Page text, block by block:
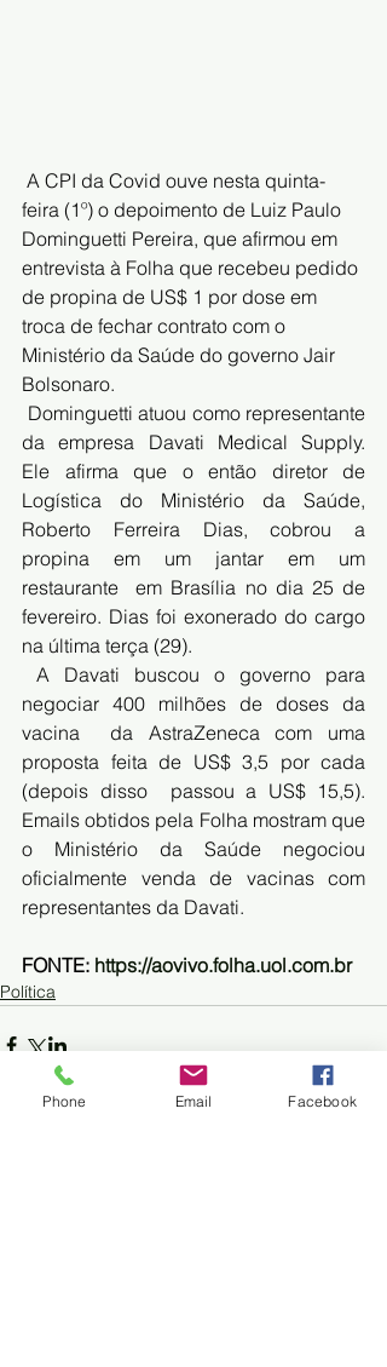
A CPI da Covid ouve nesta quinta-
feira (1º) o depoimento de Luiz Paulo
Dominguetti Pereira, que afirmou em
entrevista à Folha que recebeu pedido
de propina de US$ 1 por dose em
troca de fechar contrato com o
Ministério da Saúde do governo Jair
Bolsonaro.
da empresa Davati Medical Supply.
Ele afirma que o então diretor de
Logística do Ministério da Saúde,
Roberto Ferreira Dias, cobrou a
propina em um jantar em um
restaurante  em Brasília no dia 25 de
fevereiro. Dias foi exonerado do cargo
na última terça (29).
negociar 400 milhões de doses da
vacina  da AstraZeneca com uma
proposta feita de US$ 3,5 por cada
Emails obtidos pela Folha mostram que
o Ministério da Saúde negociou
oficialmente venda de vacinas com
representantes da Davati.
FONTE: https://aovivo.folha.uol.com.br
Política
Phone Email Facebook